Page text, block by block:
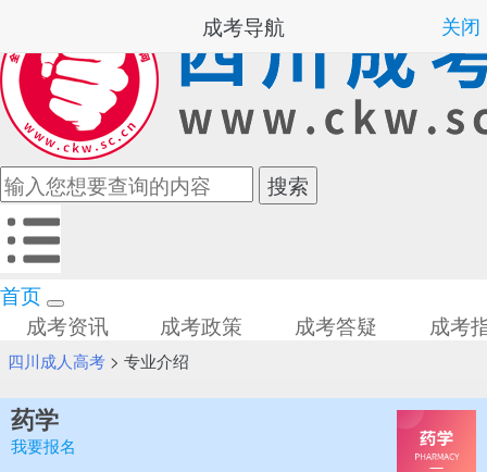
首页
成考资讯
成考政策 成考答疑 成考
四川成人高考> 专业介绍
药学
我要报名
成考导航 关闭